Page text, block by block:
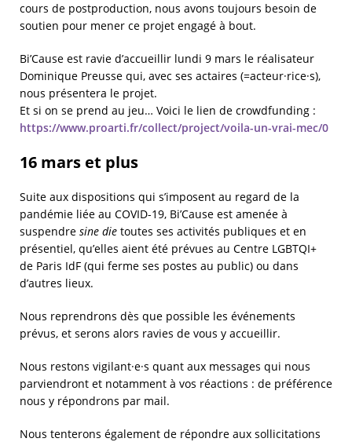
cours de postproduction, nous avons toujours besoin de
soutien pour mener ce projet engagé à bout.
Bi’Cause est ravie d’accueillir lundi 9 mars le réalisateur
Dominique Preusse qui, avec ses actaires (=acteur·rice·s),
nous présentera le projet.
Et si on se prend au jeu… Voici le lien de crowdfunding :
https://www.proarti.fr/collect/project/voila-un-vrai-mec/0
16 mars et plus
Suite aux dispositions qui s’imposent au regard de la
pandémie liée au COVID-19, Bi’Cause est amenée à
suspendre sine die toutes ses activités publiques et en
présentiel, qu’elles aient été prévues au Centre LGBTQI+
de Paris IdF (qui ferme ses postes au public) ou dans
d’autres lieux.
Nous reprendrons dès que possible les événements
prévus, et serons alors ravies de vous y accueillir.
Nous restons vigilant·e·s quant aux messages qui nous
parviendront et notamment à vos réactions : de préférence
nous y répondrons par mail.
Nous tenterons également de répondre aux sollicitations